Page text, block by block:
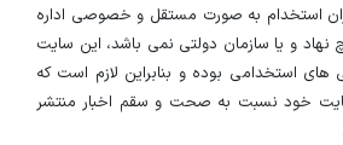
استخدام به صورت مستقل و خصوصی اداره
و یا سازمان دولتی نمی باشد، این سایت
های استخدامی بوده و بنابراین لازم است که
سایت خود نسبت به صحت و سقم اخبار منتشر